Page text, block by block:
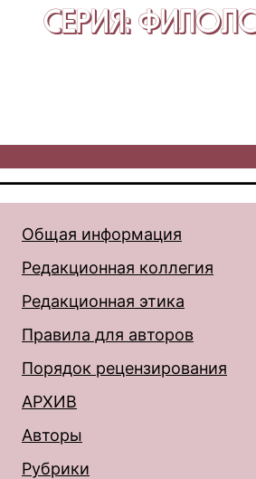
СЕРИЯ:
Общая информация
Редакционная коллегия
Редакционная этика
Правила для авторов
Порядок рецензирования
АРХИВ
Авторы
Рубрики